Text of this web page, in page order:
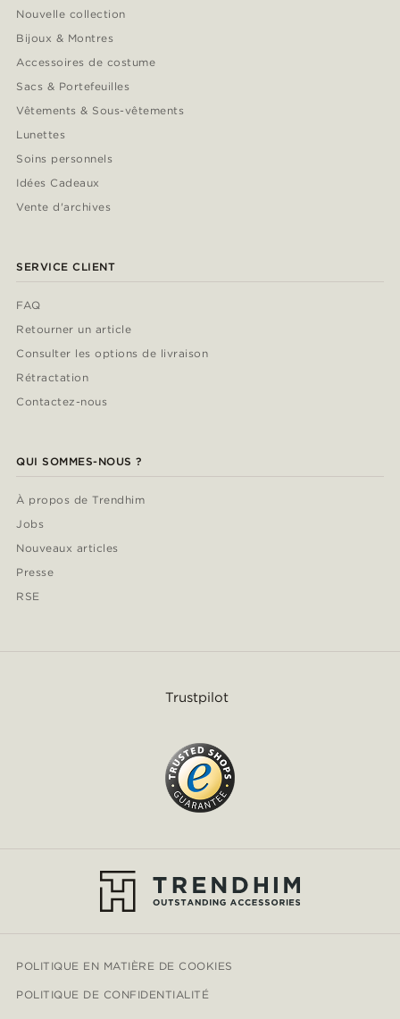
Nouvelle collection
Bijoux & Montres
Accessoires de costume
Sacs & Portefeuilles
Vêtements & Sous-vêtements
Lunettes
Soins personnels
Idées Cadeaux
Vente d'archives
SERVICE CLIENT
FAQ
Retourner un article
Consulter les options de livraison
Rétractation
Contactez-nous
QUI SOMMES-NOUS ?
À propos de Trendhim
Jobs
Nouveaux articles
Presse
RSE
Trustpilot
POLITIQUE EN MATIÈRE DE COOKIES
POLITIQUE DE CONFIDENTIALITÉ